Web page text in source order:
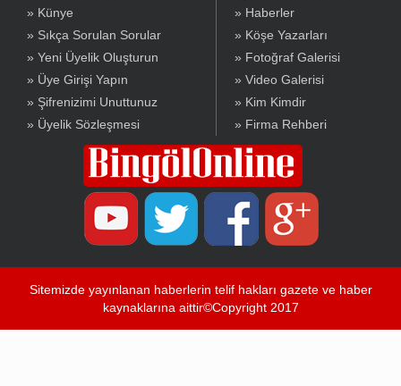
» Künye
» Sıkça Sorulan Sorular
» Yeni Üyelik Oluşturun
» Üye Girişi Yapın
» Şifrenizimi Unuttunuz
» Üyelik Sözleşmesi
» Haberler
» Köşe Yazarları
» Fotoğraf Galerisi
» Video Galerisi
» Kim Kimdir
» Firma Rehberi
Sitemizde yayınlanan haberlerin telif hakları gazete ve haber
kaynaklarına aittir©Copyright 2017